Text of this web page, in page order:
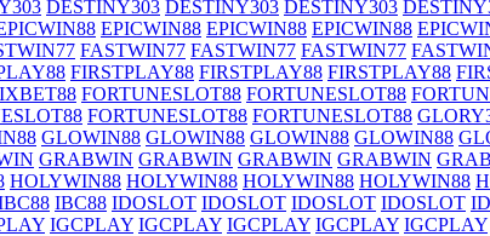
DESTINY303 DESTINY303 DESTINY303
EPICWIN88 EPICWIN88 EPICWIN88
FASTWIN77 FASTWIN77 FASTWIN77
FIRSTPLAY88 FIRSTPLAY88 FIRSTPLAY88
FORTUNESLOT88 FORTUNESLOT88
FORTUNESLOT88 FORTUNESLOT88
GLOWIN88 GLOWIN88 GLOWIN88 GLOWIN88
GRABWIN GRABWIN GRABWIN GRABWIN
HOLYWIN88 HOLYWIN88 HOLYWIN88 HOLYWIN88
IBC88 IDOSLOT IDOSLOT IDOSLOT IDOSLOT
IGCPLAY IGCPLAY IGCPLAY IGCPLAY IGCPLAY